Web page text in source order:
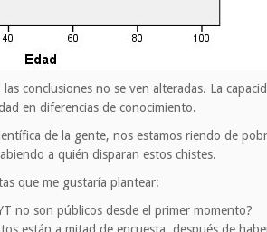
conclusiones no se ven alteradas. La
en diferencias de conocimiento.
de la gente, nos estamos riendo de
a quién disparan estos chistes.
que me gustaría plantear:
no son públicos desde el primer momento?
están a mitad de encuesta, después de